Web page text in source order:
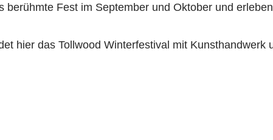
berühmte Fest im September und Oktober und
hier das Tollwood Winterfestival mit Kunsthandwerk